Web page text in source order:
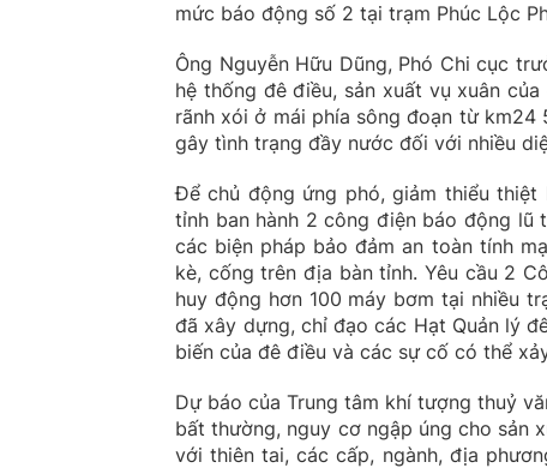
mức báo động số 2 tại trạm Phúc Lộc
Ông Nguyễn Hữu Dũng, Phó Chi cục
hệ thống đê điều, sản xuất vụ xuân
rãnh xói ở mái phía sông đoạn từ
gây tình trạng đầy nước đối với nhiều
Để chủ động ứng phó, giảm thiểu
tỉnh ban hành 2 công điện báo động lũ
các biện pháp bảo đảm an toàn tính
kè, cống trên địa bàn tỉnh. Yêu cầu 2
huy động hơn 100 máy bơm tại nhiều
đã xây dựng, chỉ đạo các Hạt Quản lý
biến của đê điều và các sự cố có thể
Dự báo của Trung tâm khí tượng thuỷ
bất thường, nguy cơ ngập úng cho sản
với thiên tai, các cấp, ngành, địa